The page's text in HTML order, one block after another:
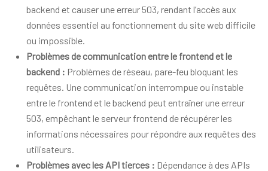
backend et causer une erreur 503, rendant l’accès aux
données essentiel au fonctionnement du site web difficile
ou impossible.
Problèmes de communication entre le frontend et le
backend : Problèmes de réseau, pare-feu bloquant les
requêtes. Une communication interrompue ou instable
entre le frontend et le backend peut entraîner une erreur
503, empêchant le serveur frontend de récupérer les
informations nécessaires pour répondre aux requêtes des
utilisateurs.
Problèmes avec les API tierces : Dépendance à des APIs